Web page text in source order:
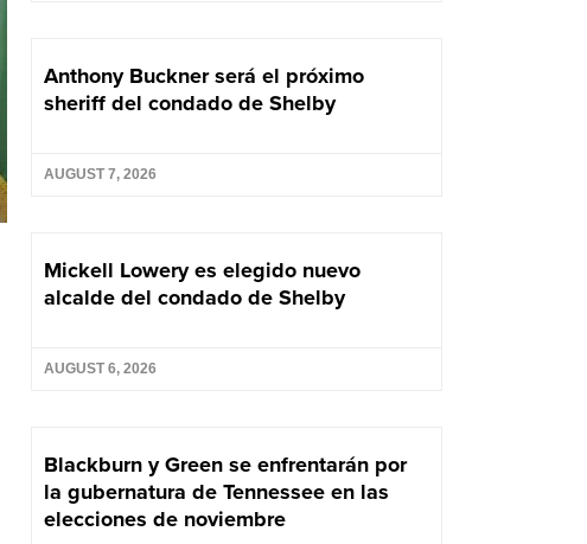
Anthony Buckner será el próximo
sheriff del condado de Shelby
AUGUST 7, 2026
Mickell Lowery es elegido nuevo
alcalde del condado de Shelby
AUGUST 6, 2026
Blackburn y Green se enfrentarán por
la gubernatura de Tennessee en las
elecciones de noviembre